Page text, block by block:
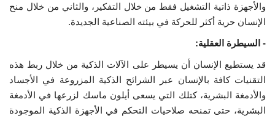
والأجهزة ذاتية التشغيل فقط من خلال التفكير، والثاني من خلال منح
الإنسان حرية أكثر للحركة في بيئته الصناعية الجديدة.
- السيطرة العقلية:
قد يستطيع الإنسان أن يسيطر على الآلات الذكية من خلال ربط هذه
التقنيات كافة بالإنسان عبر الشرائح الذكية المزروعة في الأجساد
والأدمغة البشرية، كتلك التي يسعى أيلون ماسك لزرعها في الأدمغة
البشرية، حتى تمنحه صلاحيات التحكم في الأجهزة الذكية الموجودة